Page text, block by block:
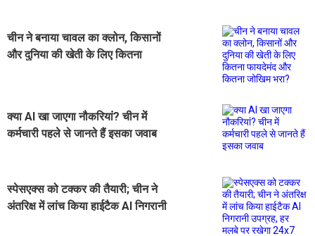
चीन ने बनाया चावल का क्लोन, किसानों
और दुनिया की खेती के लिए कितना
क्या AI खा जाएगा नौकरियां? चीन में
कर्मचारी पहले से जानते हैं इसका जवाब
स्पेसएक्स को टक्कर की तैयारी; चीन ने
अंतरिक्ष में लांच किया हाईटैक AI निगरानी